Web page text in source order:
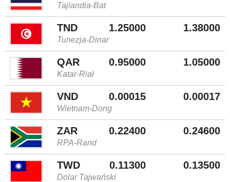
Tajlandia-Bat
TND 1.25000 1.38000
Tunezja-Dinar
QAR 0.95000 1.05000
Katar-Rial
VND 0.00015 0.00017
Wietnam-Dong
ZAR 0.22400 0.24600
RPA-Rand
TWD 0.11300 0.13500
Dolar Tajwański